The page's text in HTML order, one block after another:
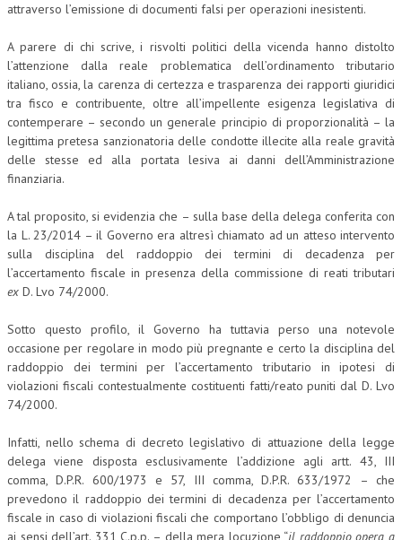
attraverso l’emissione di documenti falsi per operazioni inesistenti.
A parere di chi scrive, i risvolti politici della vicenda hanno distolto
l’attenzione dalla reale problematica dell’ordinamento tributario
italiano, ossia, la carenza di certezza e trasparenza dei rapporti giuridici
tra fisco e contribuente, oltre all’impellente esigenza legislativa di
contemperare – secondo un generale principio di proporzionalità – la
legittima pretesa sanzionatoria delle condotte illecite alla reale gravità
delle stesse ed alla portata lesiva ai danni dell’Amministrazione
finanziaria.
A tal proposito, si evidenzia che – sulla base della delega conferita con
la L. 23/2014 – il Governo era altresì chiamato ad un atteso intervento
sulla disciplina del raddoppio dei termini di decadenza per
l’accertamento fiscale in presenza della commissione di reati tributari
ex D. Lvo 74/2000.
Sotto questo profilo, il Governo ha tuttavia perso una notevole
occasione per regolare in modo più pregnante e certo la disciplina del
raddoppio dei termini per l’accertamento tributario in ipotesi di
violazioni fiscali contestualmente costituenti fatti/reato puniti dal D. Lvo
74/2000.
Infatti, nello schema di decreto legislativo di attuazione della legge
delega viene disposta esclusivamente l’addizione agli artt. 43, III
comma, D.P.R. 600/1973 e 57, III comma, D.P.R. 633/1972 – che
prevedono il raddoppio dei termini di decadenza per l’accertamento
fiscale in caso di violazioni fiscali che comportano l’obbligo di denuncia
ai sensi dell’art. 331 C.p.p. – della mera locuzione “il raddoppio opera a